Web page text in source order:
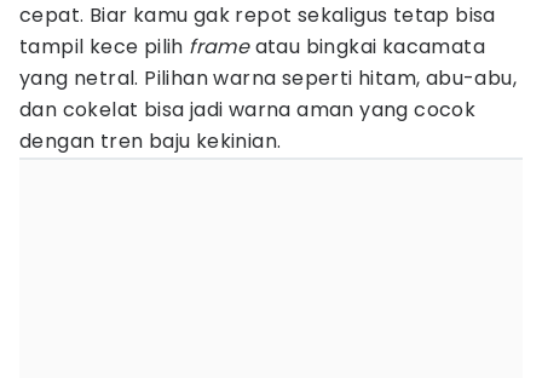
cepat. Biar kamu gak repot sekaligus tetap bisa
tampil kece pilih frameatau bingkai kacamata
yang netral. Pilihan warna seperti hitam, abu-abu,
dan cokelat bisa jadi warna aman yang cocok
dengan tren baju kekinian.